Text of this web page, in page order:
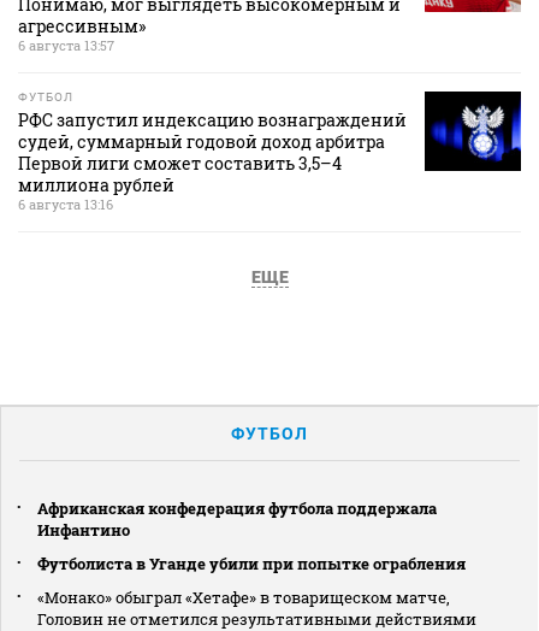
агрессивным»
6 августа 13:57
ФУТБОЛ
РФС запустил индексацию вознаграждений
судей, суммарный годовой доход арбитра
Первой лиги сможет составить 3,5–4
миллиона рублей
6 августа 13:16
ЕЩЕ
ФУТБОЛ
Африканская конфедерация футбола поддержала
Инфантино
Футболиста в Уганде убили при попытке ограбления
«Монако» обыграл «Хетафе» в товарищеском матче,
Головин не отметился результативными действиями